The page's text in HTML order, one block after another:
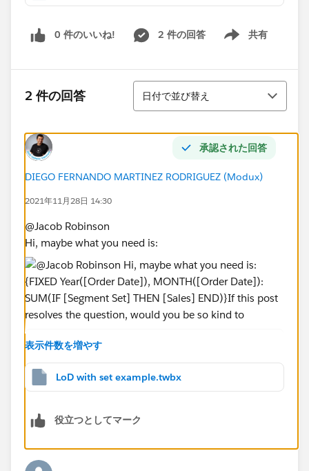
0 件のいいね! 2 件の回答 共有
Show menu
2 件の回答
並び替え
日付で並び替え
承認された回答
DIEGO FERNANDO MARTINEZ RODRIGUEZ (Modux)
2021年11月28日 14:30
@Jacob Robinson​
Hi, maybe what you need is:
{FIXED Year([Order Date]), MONTH([Order
If this post resolves the question, would you be so
kind to "Select as Best"?. This will help other users find
the same answer/resolution and help community keep
track of answered questions. Thank you.
Regards,
表示件数を増やす
LoD with set example.twbx
役立つとしてマーク